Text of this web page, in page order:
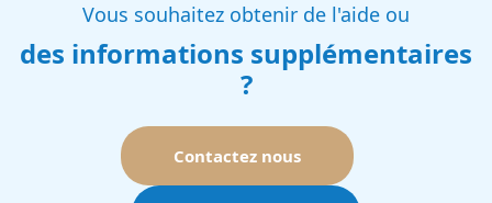
Vous souhaitez obtenir de l'aide ou
des informations supplémentaires
?
Contactez nous